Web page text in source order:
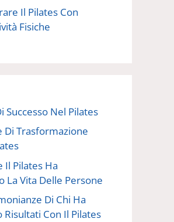
Il Pilates Con
Fisiche
Successo Nel Pilates
Di Trasformazione
Il Pilates Ha
La Vita Delle Persone
Di Chi Ha
Con Il Pilates